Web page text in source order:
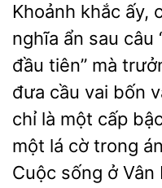
Khoảnh khắc ấy,
nghĩa ẩn sau câu
đầu tiên” mà
đưa cầu vai bốn
chỉ là một cấp
một lá cờ trong
Cuộc sống ở